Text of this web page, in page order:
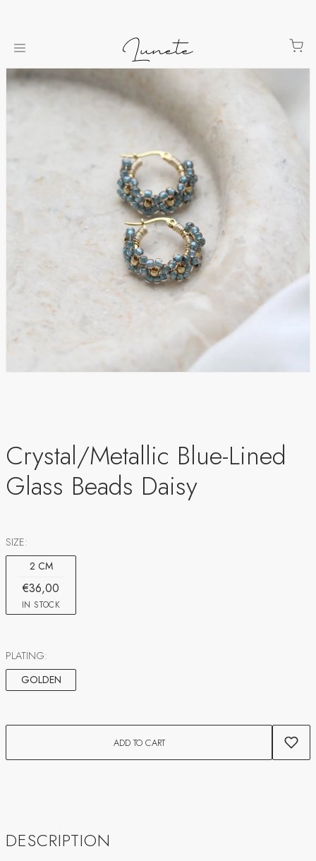
Crystal/Metallic Blue-Lined
Glass Beads Daisy
SIZE:
2 CM
€36,00
IN STOCK
PLATING:
GOLDEN
ADD TO CART
DESCRIPTION